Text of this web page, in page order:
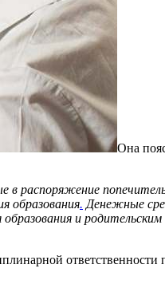
Она
образования. Денежные
и
ответственности